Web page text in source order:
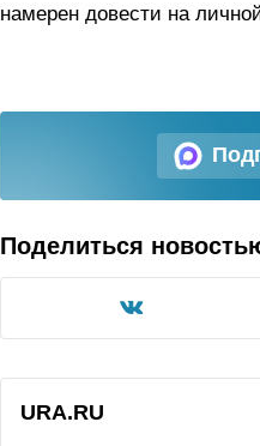
намерен довести на
Поделиться
URA.RU